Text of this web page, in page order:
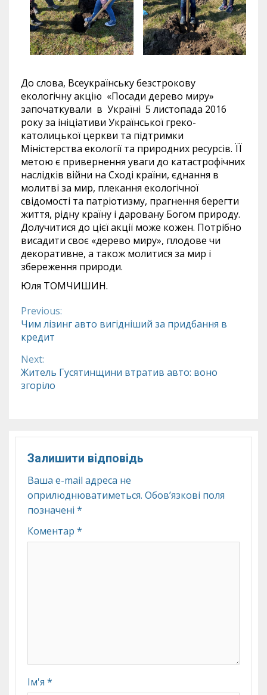
До слова, Всеукраїнську безстрокову
екологічну акцію «Посади дерево миру»
започаткували в Україні 5 листопада 2016
року за ініціативи Української греко-
католицької церкви та підтримки
Міністерства екології та природних ресурсів. ЇЇ
метою є привернення уваги до катастрофічних
наслідків війни на Сході країни, єднання в
молитві за мир, плекання екологічної
свідомості та патріотизму, прагнення берегти
життя, рідну країну і даровану Богом природу.
Долучитися до цієї акції може кожен. Потрібно
висадити своє «дерево миру», плодове чи
декоративне, а також молитися за мир і
збереження природи.
Юля ТОМЧИШИН.
Continue
Reading
Previous:
Чим лізинг авто вигідніший за придбання в
кредит
Next:
Житель Гусятинщини втратив авто: воно
згоріло
Залишити відповідь
Ваша e-mail адреса не
оприлюднюватиметься. Обов’язкові поля
позначені *
Коментар *
Ім'я *